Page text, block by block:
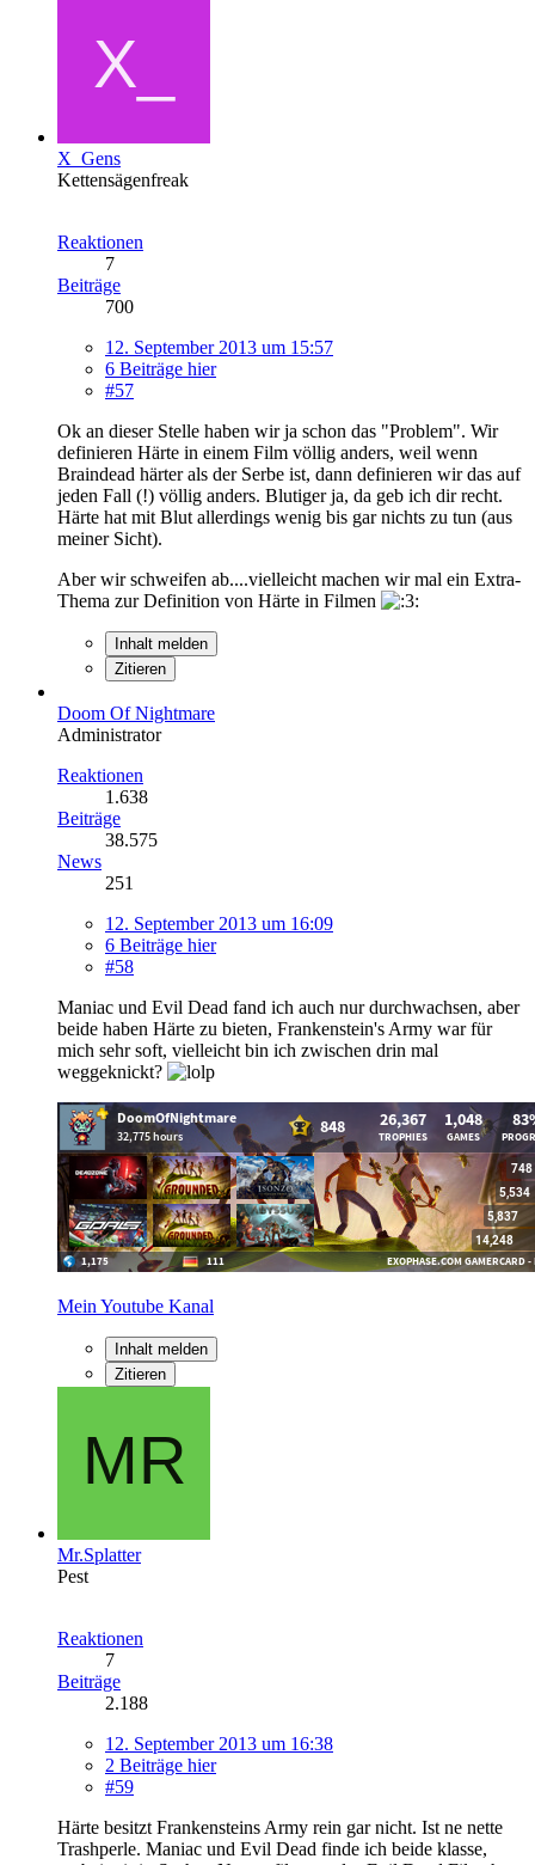
X_Gens
Kettensägenfreak
Reaktionen
7
Beiträge
700
12. September 2013 um 15:57
6 Beiträge hier
#57
Ok an dieser Stelle haben wir ja schon das "Problem". Wir
definieren Härte in einem Film völlig anders, weil wenn
Braindead härter als der Serbe ist, dann definieren wir das auf
jeden Fall (!) völlig anders. Blutiger ja, da geb ich dir recht.
Härte hat mit Blut allerdings wenig bis gar nichts zu tun (aus
meiner Sicht).
Aber wir schweifen ab....vielleicht machen wir mal ein Extra-
Thema zur Definition von Härte in Filmen
Inhalt melden
Zitieren
Doom Of Nightmare
Administrator
Reaktionen
1.638
Beiträge
38.575
News
251
12. September 2013 um 16:09
6 Beiträge hier
#58
Maniac und Evil Dead fand ich auch nur durchwachsen, aber
beide haben Härte zu bieten, Frankenstein's Army war für
mich sehr soft, vielleicht bin ich zwischen drin mal
weggeknickt?
Mein Youtube Kanal
Inhalt melden
Zitieren
Mr.Splatter
Pest
Reaktionen
7
Beiträge
2.188
12. September 2013 um 16:38
2 Beiträge hier
#59
Härte besitzt Frankensteins Army rein gar nicht. Ist ne nette
Trashperle. Maniac und Evil Dead finde ich beide klasse,